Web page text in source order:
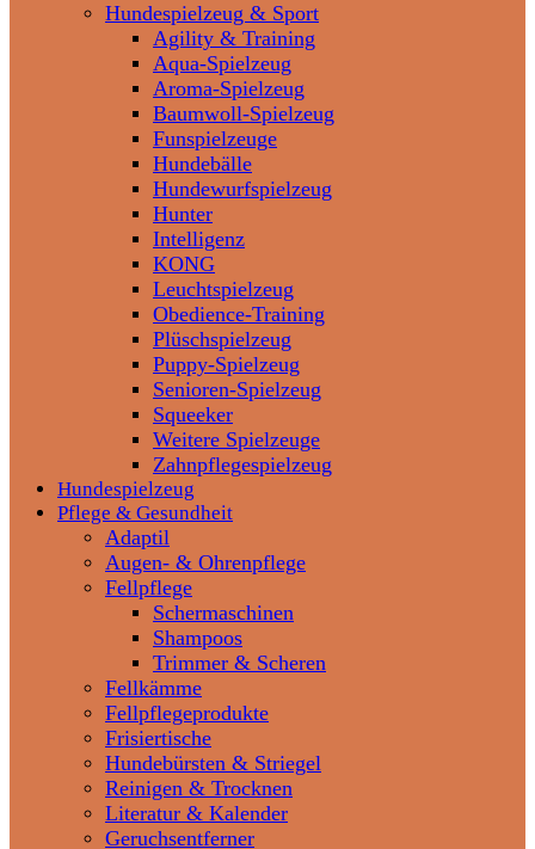
Hundespielzeug & Sport
Agility & Training
Aqua-Spielzeug
Aroma-Spielzeug
Baumwoll-Spielzeug
Funspielzeuge
Hundebälle
Hundewurfspielzeug
Hunter
Intelligenz
KONG
Leuchtspielzeug
Obedience-Training
Plüschspielzeug
Puppy-Spielzeug
Senioren-Spielzeug
Squeeker
Weitere Spielzeuge
Zahnpflegespielzeug
Hundespielzeug
Pflege & Gesundheit
Adaptil
Augen- & Ohrenpflege
Fellpflege
Schermaschinen
Shampoos
Trimmer & Scheren
Fellkämme
Fellpflegeprodukte
Frisiertische
Hundebürsten & Striegel
Reinigen & Trocknen
Literatur & Kalender
Geruchsentferner